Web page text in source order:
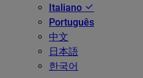
Italiano
Português
中文
日本語
한국어